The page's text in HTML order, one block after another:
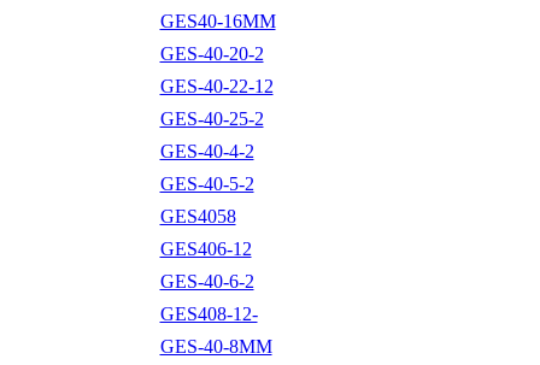
GES40-16MM
GES-40-20-2
GES-40-22-12
GES-40-25-2
GES-40-4-2
GES-40-5-2
GES4058
GES406-12
GES-40-6-2
GES408-12-
GES-40-8MM